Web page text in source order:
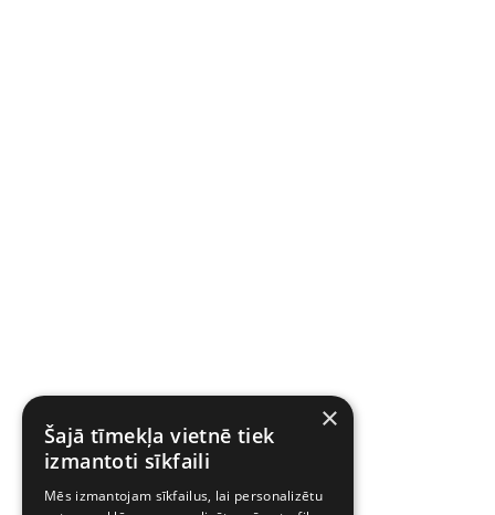
×
Šajā tīmekļa vietnē tiek
izmantoti sīkfaili
Mēs izmantojam sīkfailus, lai personalizētu